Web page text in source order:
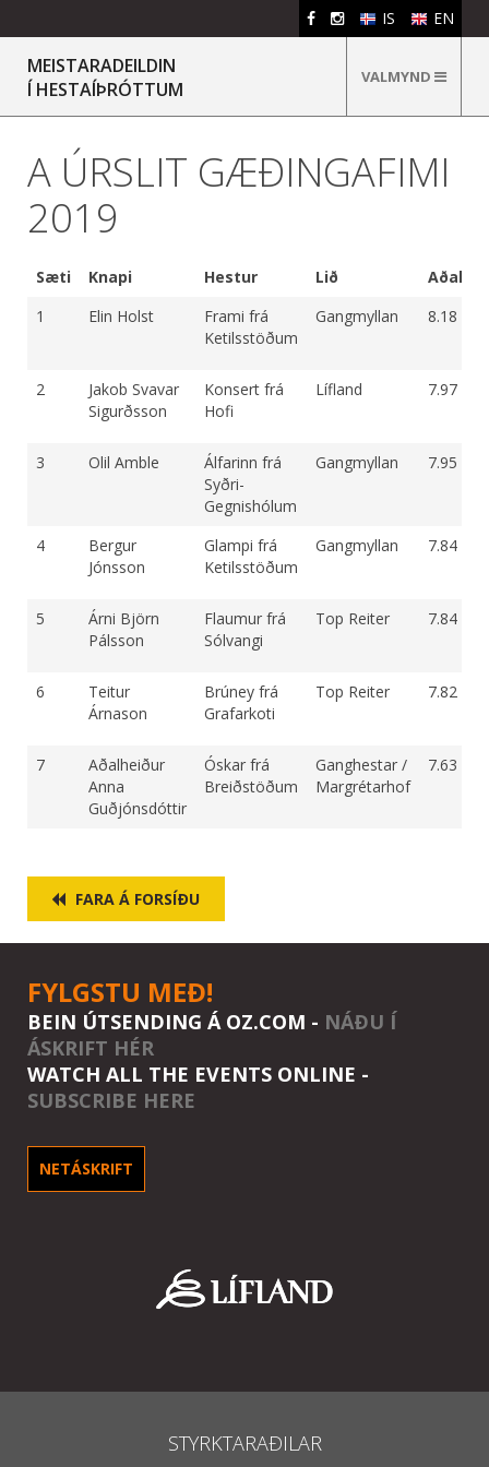
IS EN
MEISTARADEILDIN
Í HESTAÍÞRÓTTUM
VALMYND
A ÚRSLIT GÆÐINGAFIMI
2019
Sæti Knapi Hestur Lið
1
Elin Holst
Frami frá
Ketilsstöðum
Gangmyllan 8.18
2
Jakob Svavar
Sigurðsson
Konsert frá
Hofi
Lífland 7.97
3 Olil Amble
Álfarinn frá
Syðri-
Gegnishólum
Gangmyllan 7.95
4
Bergur
Jónsson
Glampi frá
Ketilsstöðum
Gangmyllan 7.84
5
Árni Björn
Pálsson
Flaumur frá
Sólvangi
Top Reiter 7.84
6
Teitur
Árnason
Brúney frá
Grafarkoti
Top Reiter 7.82
7
Aðalheiður
Anna
Guðjónsdóttir
Óskar frá
Breiðstöðum
Ganghestar /
Margrétarhof
7.63
FARA Á FORSÍÐU
FYLGSTU MEÐ!
BEIN ÚTSENDING Á OZ.COM - NÁÐU Í
ÁSKRIFT HÉR
WATCH ALL THE EVENTS ONLINE -
SUBSCRIBE HERE
NETÁSKRIFT
STYRKTARAÐILAR